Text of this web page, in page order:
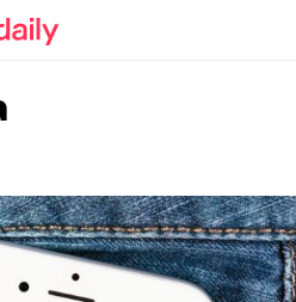
ufficiale di Kaspersky